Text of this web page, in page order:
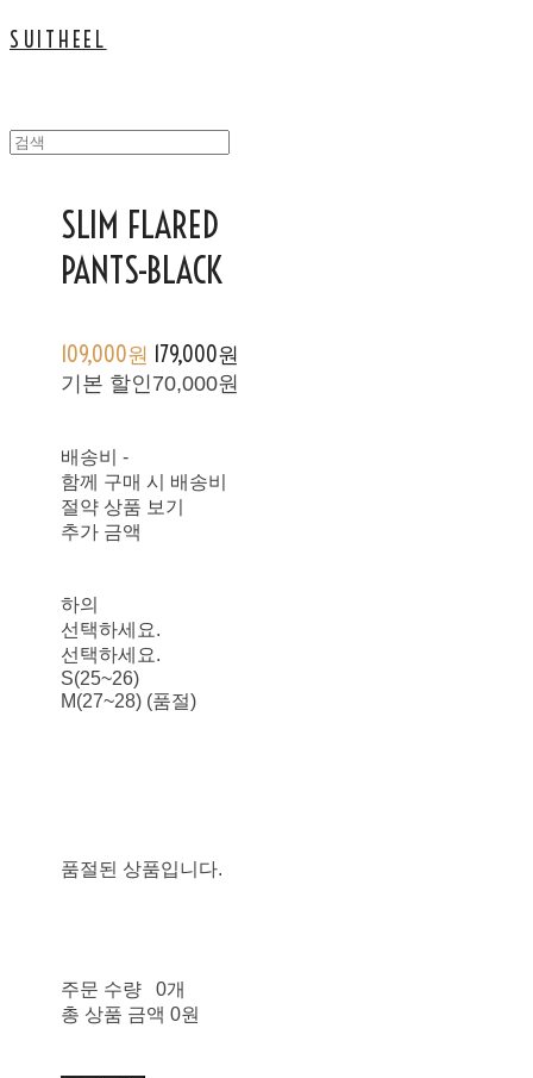
SUITHEEL
SLIM FLARED
PANTS-BLACK
109,000원 179,000원
기본 할인70,000원
배송비-
함께 구매 시 배송비
절약 상품 보기
추가 금액
하의
선택하세요.
선택하세요.
S(25~26)
M(27~28) (품절)
품절된 상품입니다.
주문 수량
0개
총 상품 금액 0원